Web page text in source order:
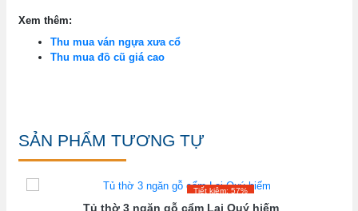
Xem thêm:
Thu mua ván ngựa xưa cổ
Thu mua đồ cũ giá cao
SẢN PHẨM TƯƠNG TỰ
Tiết kiệm: 57%
Tủ thờ 3 ngăn gỗ cẩm Lai Quý hiếm